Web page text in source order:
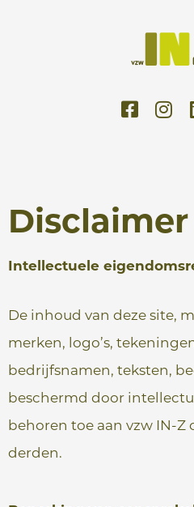
F
a
o
k
-
s
u
a
r
e
I
n
r
a
m
Disclaimer
Intellectuele
De inhoud van deze site,
merken, logo’s,
bedrijfsnamen, teksten,
beschermd door
behoren toe aan vzw IN-
derden.